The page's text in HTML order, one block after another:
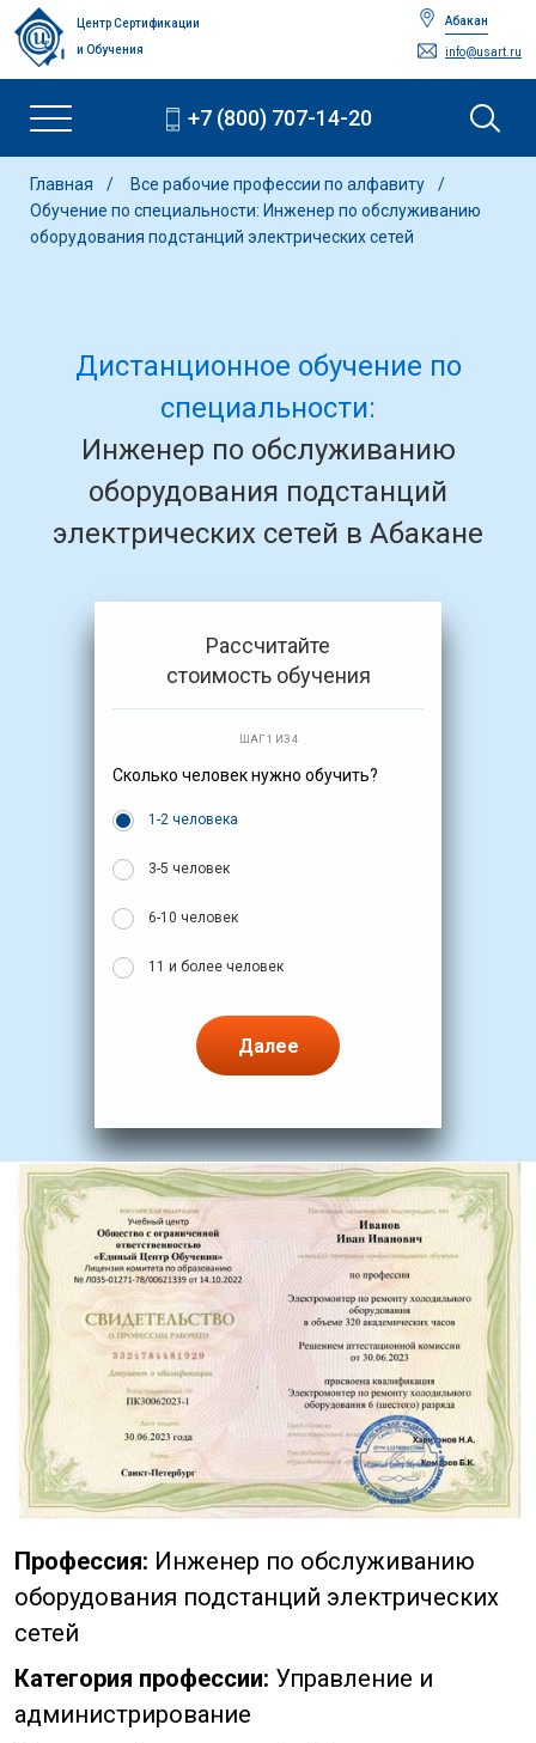
Центр Сертификации
и Обучения
Абакан
info@usart.ru
+7 (800) 707-14-20
Главная
Все рабочие профессии по алфавиту
Обучение по специальности: Инженер по обслуживанию
оборудования подстанций электрических сетей
Дистанционное обучение по
специальности:
Инженер по обслуживанию
оборудования подстанций
электрических сетей в Абакане
Рассчитайте
стоимость обучения
ШАГ 1 ИЗ 4
Сколько человек нужно обучить?
1-2 человека
3-5 человек
6-10 человек
11 и более человек
Далее
Профессия: Инженер по обслуживанию
оборудования подстанций электрических
сетей
Категория профессии: Управление и
администрирование